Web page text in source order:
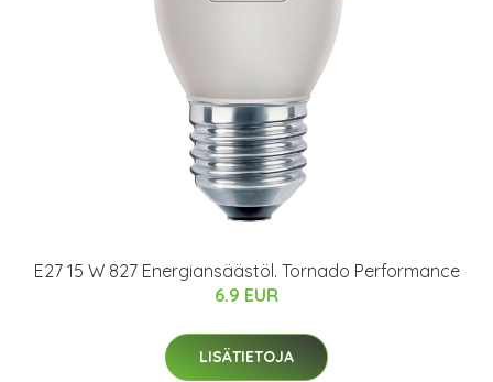
E27 15 W 827 Energiansäästöl. Tornado Performance
6.9 EUR
LISÄTIETOJA